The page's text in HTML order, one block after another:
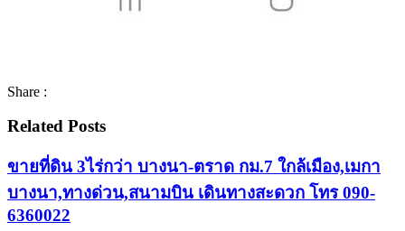
Share :
Related Posts
ขายที่ดิน 3ไร่กว่า บางนา-ตราด กม.7 ใกล้เมือง,เมกา
บางนา,ทางด่วน,สนามบิน เดินทางสะดวก โทร 090-
6360022